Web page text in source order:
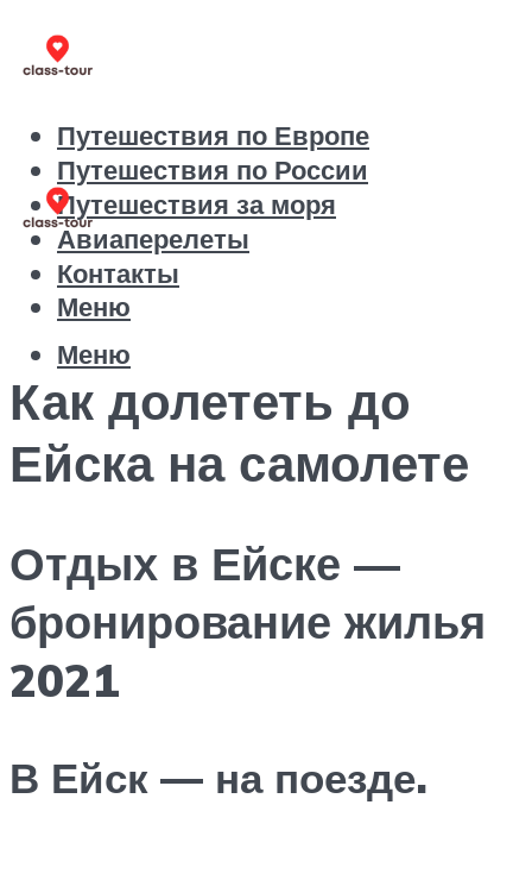
Путешествия по Европе
Путешествия по России
Путешествия за моря
Авиаперелеты
Контакты
Меню
Меню
Как долететь до
Ейска на самолете
Отдых в Ейске —
бронирование жилья
2021
В Ейск — на поезде.